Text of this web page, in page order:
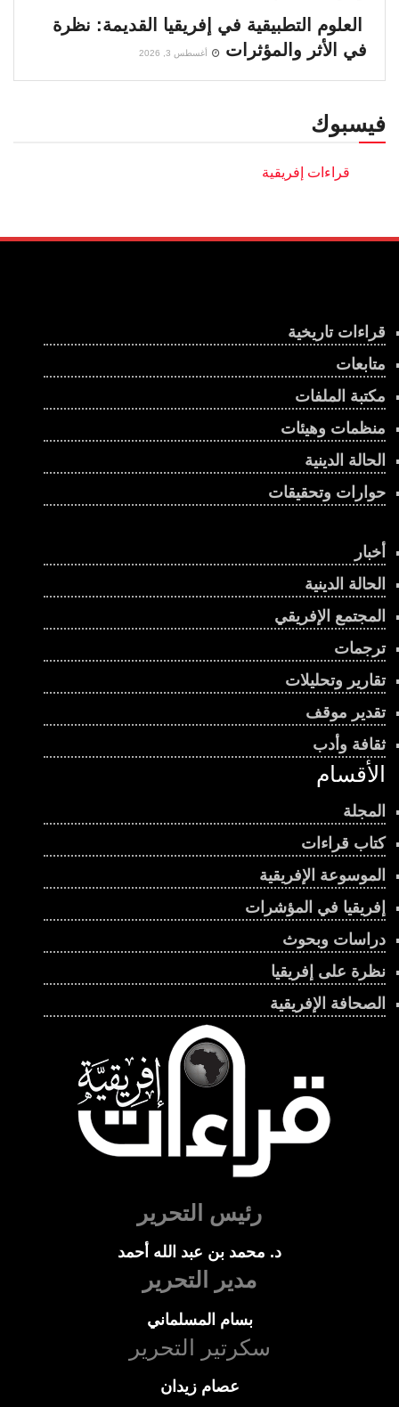
العلوم التطبيقية في إفريقيا القديمة: نظرة
في الأثر والمؤثرات
أغسطس 3, 2026
فيسبوك
قراءات تاريخية
متابعات
مكتبة الملفات
منظمات وهيئات
الحالة الدينية
حوارات وتحقيقات
أخبار
الحالة الدينية
المجتمع الإفريقي
ترجمات
تقارير وتحليلات
تقدير موقف
ثقافة وأدب
الأقسام
المجلة
كتاب قراءات
الموسوعة الإفريقية
إفريقيا في المؤشرات
دراسات وبحوث
نظرة على إفريقيا
الصحافة الإفريقية
رئيس التحرير
د. محمد بن عبد الله أحمد
مدير التحرير
بسام المسلماني
سكرتير التحرير
عصام زيدان